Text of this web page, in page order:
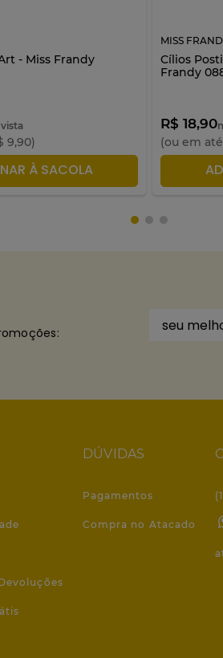
- Miss Frandy
9,90)
À SACOLA
MISS
Cílios
Frandy
R$ 18,90
(ou em até
DÚVIDAS
Pagamentos
Compra no Atacado